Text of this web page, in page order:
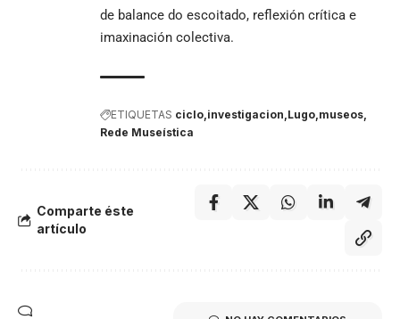
de balance do escoitado, reflexión crítica e
imaxinación colectiva.
ETIQUETAS ciclo investigacion Lugo museos
Rede Museística
Comparte éste
artículo